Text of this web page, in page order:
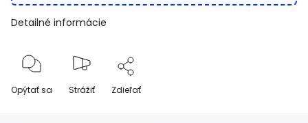
Detailné informácie
Opýtať sa Strážiť Zdieľať